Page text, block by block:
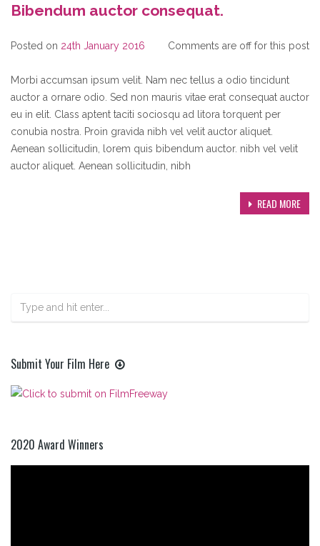
Bibendum auctor consequat.
Posted on 24th January 2016 Comments are off for this post
Morbi accumsan ipsum velit. Nam nec tellus a odio tincidunt
auctor a ornare odio. Sed non mauris vitae erat consequat auctor
eu in elit. Class aptent taciti sociosqu ad litora torquent per
conubia nostra. Proin gravida nibh vel velit auctor aliquet.
Aenean sollicitudin, lorem quis bibendum auctor. nibh vel velit
auctor aliquet. Aenean sollicitudin, nibh
READ MORE
Submit Your Film Here
2020 Award Winners